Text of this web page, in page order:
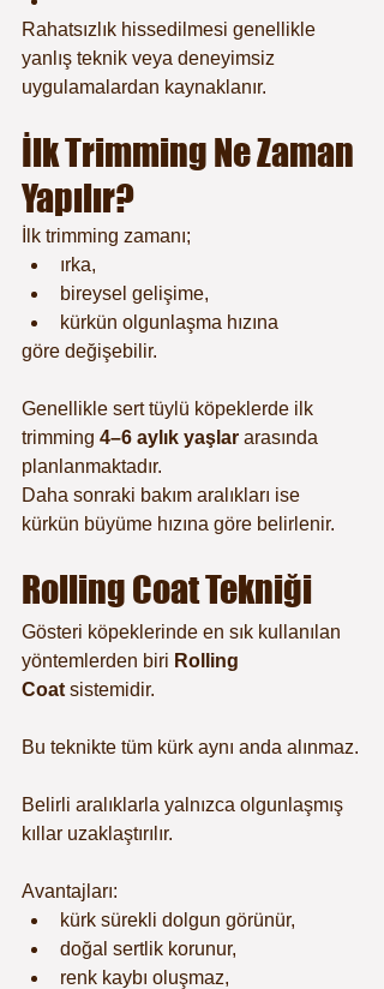
Rahatsızlık hissedilmesi genellikle
yanlış teknik veya deneyimsiz
uygulamalardan kaynaklanır.
İlk Trimming Ne Zaman
Yapılır?
İlk trimming zamanı;
ırka,
bireysel gelişime,
kürkün olgunlaşma hızına
göre değişebilir.
Genellikle sert tüylü köpeklerde ilk
trimming 4–6 aylık yaşlar arasında
planlanmaktadır.
Daha sonraki bakım aralıkları ise
kürkün büyüme hızına göre belirlenir.
Rolling Coat Tekniği
Gösteri köpeklerinde en sık kullanılan
yöntemlerden biri Rolling
Coat sistemidir.
Bu teknikte tüm kürk aynı anda alınmaz.
Belirli aralıklarla yalnızca olgunlaşmış
kıllar uzaklaştırılır.
Avantajları:
kürk sürekli dolgun görünür,
doğal sertlik korunur,
renk kaybı oluşmaz,